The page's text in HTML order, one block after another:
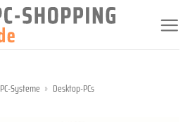
PC-Systeme » Desktop-PCs